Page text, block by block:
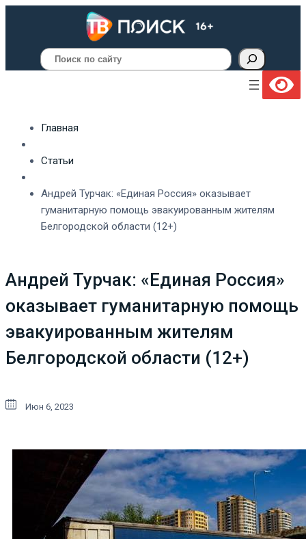
Поиск
Главная
Статьи
Андрей Турчак: «Единая Россия» оказывает
гуманитарную помощь эвакуированным жителям
Белгородской области (12+)
Андрей Турчак: «Единая Россия»
оказывает гуманитарную помощь
эвакуированным жителям
Белгородской области (12+)
Июн 6, 2023